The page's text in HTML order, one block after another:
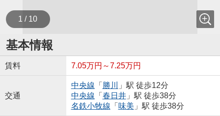
1 / 10
基本情報
賃料 7.05万円～7.25万円
交通
中央線 「 勝川
」駅 徒歩12分
中央線 「 春日井」駅 徒歩38分
名鉄小牧線 「 味美 」駅 徒歩38分